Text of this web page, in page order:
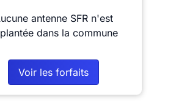
antenne SFR n'est
dans la commune
Voir les forfaits